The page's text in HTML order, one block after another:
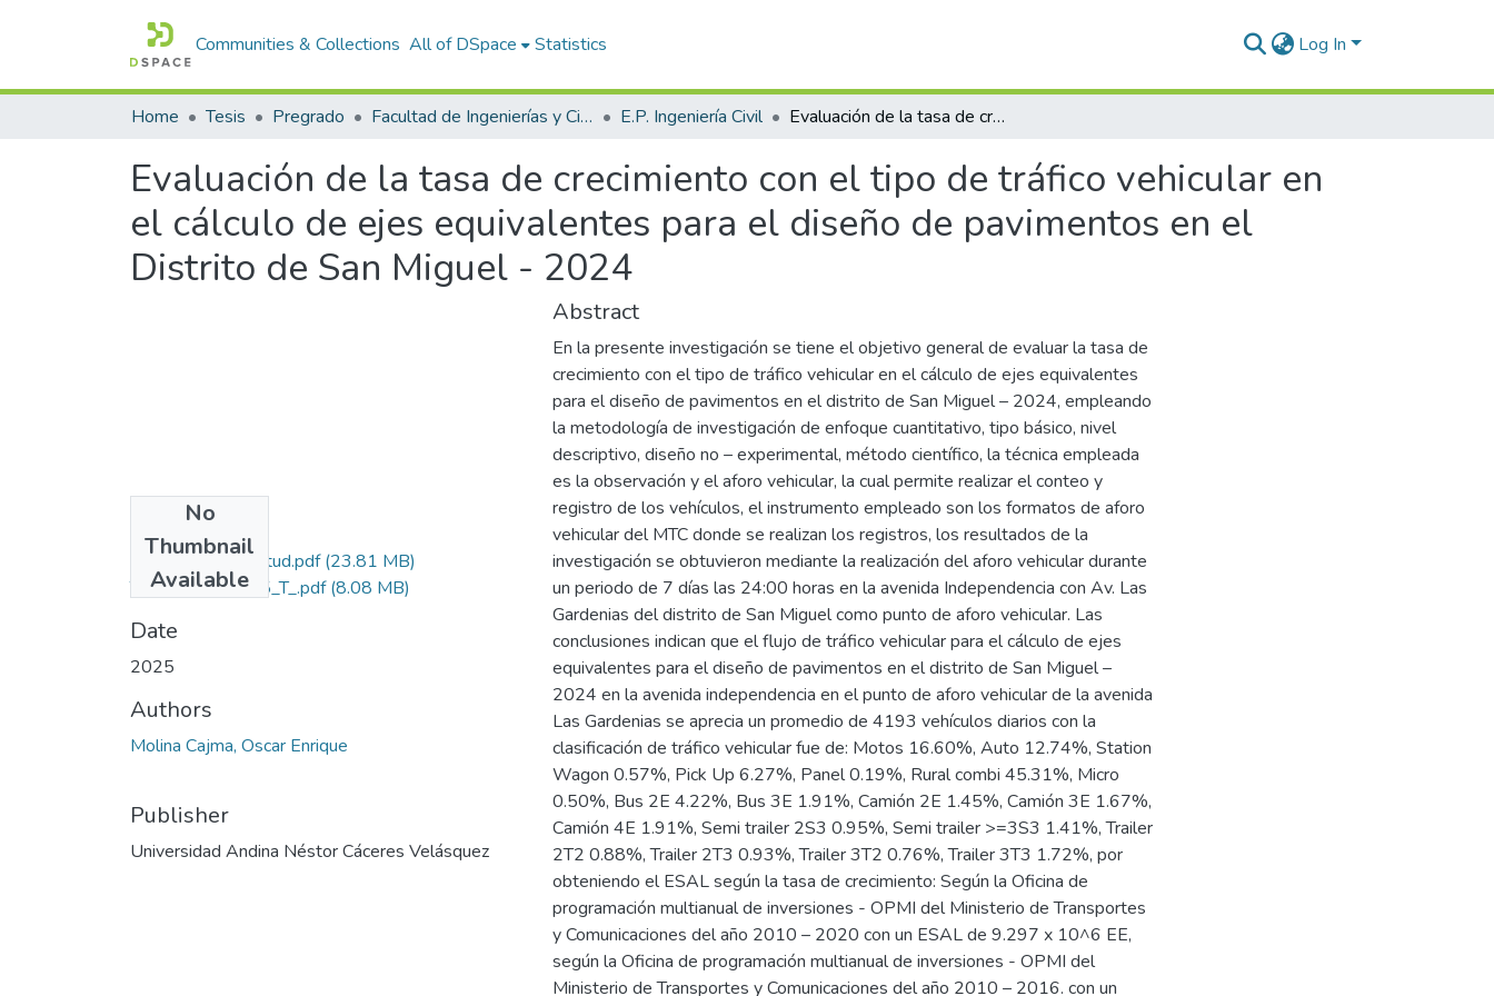
Communities & Collections All of DSpace Statistics Log In
Home Tesis Pregrado Facultad de Ingenierías y Ciencias Puras E.P. Ingeniería Civil Evaluación de la tasa de crecimiento con el tipo de tráfico vehicular en el cálculo de ejes equivalentes para el diseño de pavimentos en el Distrito de San Miguel - 2024
Evaluación de la tasa de crecimiento con el tipo de tráfico vehicular en
el cálculo de ejes equivalentes para el diseño de pavimentos en el
Distrito de San Miguel - 2024
No
Thumbnail
Available
Grado de Similitud.pdf(23.81 MB)
T036_46163175_T_.pdf(8.08 MB)
Date
2025
Authors
Molina Cajma, Oscar Enrique
Publisher
Universidad Andina Néstor Cáceres Velásquez
Abstract
En la presente investigación se tiene el objetivo general de evaluar la tasa de
crecimiento con el tipo de tráfico vehicular en el cálculo de ejes equivalentes
para el diseño de pavimentos en el distrito de San Miguel – 2024, empleando
la metodología de investigación de enfoque cuantitativo, tipo básico, nivel
descriptivo, diseño no – experimental, método científico, la técnica empleada
es la observación y el aforo vehicular, la cual permite realizar el conteo y
registro de los vehículos, el instrumento empleado son los formatos de aforo
vehicular del MTC donde se realizan los registros, los resultados de la
investigación se obtuvieron mediante la realización del aforo vehicular durante
un periodo de 7 días las 24:00 horas en la avenida Independencia con Av. Las
Gardenias del distrito de San Miguel como punto de aforo vehicular. Las
conclusiones indican que el flujo de tráfico vehicular para el cálculo de ejes
equivalentes para el diseño de pavimentos en el distrito de San Miguel –
2024 en la avenida independencia en el punto de aforo vehicular de la avenida
Las Gardenias se aprecia un promedio de 4193 vehículos diarios con la
clasificación de tráfico vehicular fue de: Motos 16.60%, Auto 12.74%, Station
Wagon 0.57%, Pick Up 6.27%, Panel 0.19%, Rural combi 45.31%, Micro
0.50%, Bus 2E 4.22%, Bus 3E 1.91%, Camión 2E 1.45%, Camión 3E 1.67%,
Camión 4E 1.91%, Semi trailer 2S3 0.95%, Semi trailer >=3S3 1.41%, Trailer
2T2 0.88%, Trailer 2T3 0.93%, Trailer 3T2 0.76%, Trailer 3T3 1.72%, por
obteniendo el ESAL según la tasa de crecimiento: Según la Oficina de
programación multianual de inversiones - OPMI del Ministerio de Transportes
y Comunicaciones del año 2010 – 2020 con un ESAL de 9.297 x 10^6 EE,
según la Oficina de programación multianual de inversiones - OPMI del
Ministerio de Transportes y Comunicaciones del año 2010 – 2016. con un